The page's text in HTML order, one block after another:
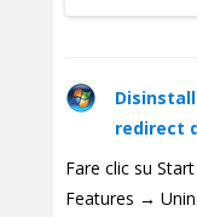
redirect
Fare clic su
Features →